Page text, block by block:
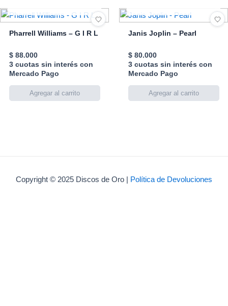
Pharrell Williams – G I R L
$88.000
3 cuotas sin interés con
Mercado Pago
Janis Joplin – Pearl
$80.000
3 cuotas sin interés con
Mercado Pago
Copyright © 2025 Discos de Oro | Política de Devoluciones